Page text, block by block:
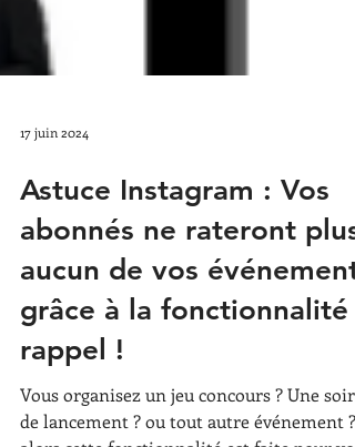
Astuce Instagram : Vos
abonnés ne rateront plus
aucun de vos événements
grâce à la fonctionnalité
rappel !
Vous organisez un jeu concours ? Une